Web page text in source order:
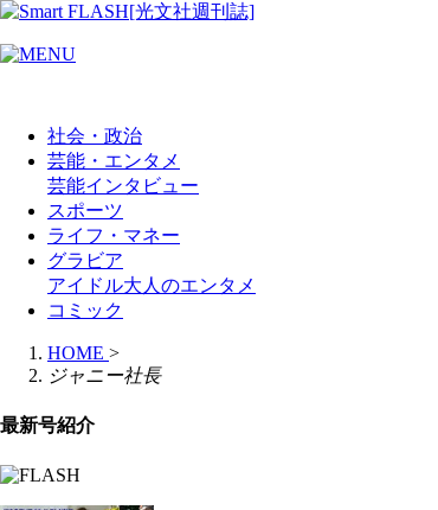
社会・政治
芸能・エンタメ
芸能インタビュー
スポーツ
ライフ・マネー
グラビア
アイドル大人のエンタメ
コミック
HOME >
ジャニー社長
最新号紹介